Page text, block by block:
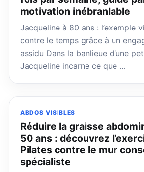
motivation inébranlable
Jacqueline à 80 ans : l’exemple
contre le temps grâce à un
assidu Dans la banlieue d’une
Jacqueline incarne ce que …
ABDOS VISIBLES
Réduire la graisse
50 ans : découvrez
Pilates contre le mur
spécialiste